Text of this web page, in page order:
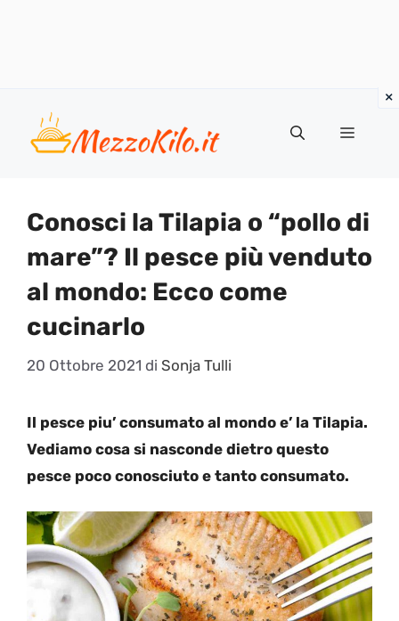
contenuto
Menu
Conosci la Tilapia o “pollo di
mare”? Il pesce più venduto
al mondo: Ecco come
cucinarlo
20 Ottobre 2021 di Sonja Tulli
Il pesce piu’ consumato al mondo e’ la Tilapia.
Vediamo cosa si nasconde dietro questo
pesce poco conosciuto e tanto consumato.